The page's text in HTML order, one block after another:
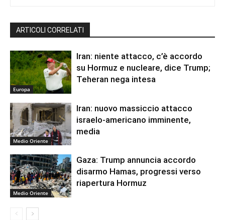
ARTICOLI CORRELATI
Europa
Iran: niente attacco, c’è accordo
su Hormuz e nucleare, dice Trump;
Teheran nega intesa
Medio Oriente
Iran: nuovo massiccio attacco
israelo-americano imminente,
media
Medio Oriente
Gaza: Trump annuncia accordo
disarmo Hamas, progressi verso
riapertura Hormuz